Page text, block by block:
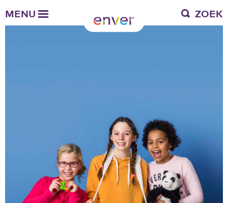
MENU ZOEK
Waar we voor staan
Enver als werkgever
Vrienden van Enver
Onze vrienden
Werkwijze